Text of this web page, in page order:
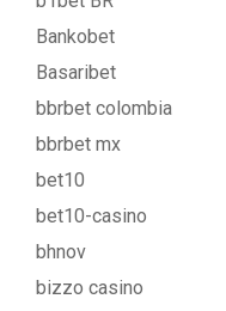
Bankobet
Basaribet
bbrbet colombia
bbrbet mx
bet10
bet10-casino
bhnov
bizzo casino